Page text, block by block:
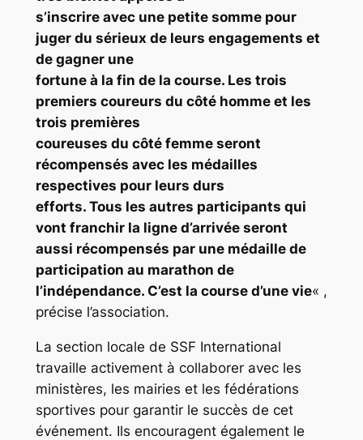
s’inscrire avec une petite somme pour
juger du sérieux de leurs engagements et
de gagner une
fortune à la fin de la course. Les trois
premiers coureurs du côté homme et les
trois premières
coureuses du côté femme seront
récompensés avec les médailles
respectives pour leurs durs
efforts. Tous les autres participants qui
vont franchir la ligne d’arrivée seront
aussi récompensés par une médaille de
participation au marathon de
l’indépendance. C’est la course d’une vie« ,
précise l’association.
La section locale de SSF International
travaille activement à collaborer avec les
ministères, les mairies et les fédérations
sportives pour garantir le succès de cet
événement. Ils encouragent également le